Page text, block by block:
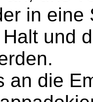
in eine
und
an die